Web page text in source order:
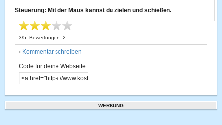
Steuerung: Mit der Maus kannst du zielen und schießen.
3/5 , Bewertungen:2
› Kommentar schreiben
Code für deine Webseite:
WERBUNG